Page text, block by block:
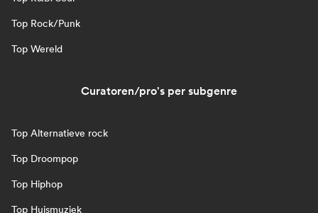
Top Rock/Punk
Top Wereld
Curatoren/pro's per subgenre
Top Alternatieve rock
Top Droompop
Top Hiphop
Top Huismuziek